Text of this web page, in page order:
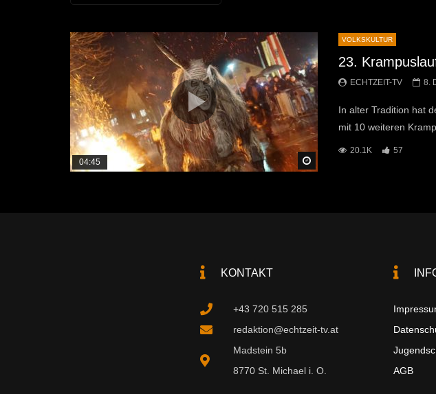
04:45
VOLKSKULTUR
23.
ECHTZEIT-TV 8.
In alter Tradition hat
mit 10 weiteren
20.1K 57
KONTAKT
+43 720 515 285
redaktion@echtzeit-tv.at
Madstein 5b
8770 St. Michael i. O.
AGB